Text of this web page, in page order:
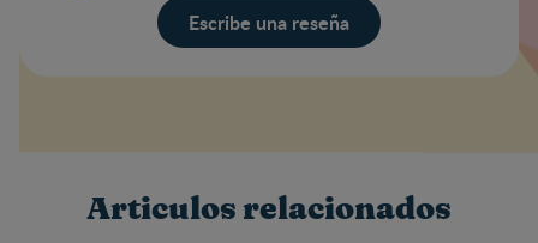
Escribe una reseña
Escribe una reseña
Articulos relacionados